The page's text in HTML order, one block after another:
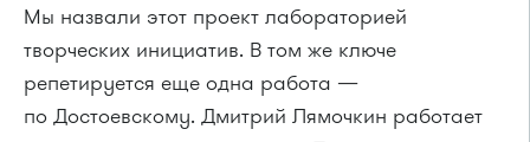
Мы назвали этот проект лабораторией
творческих инициатив. В том же ключе
репетируется еще одна работа —
по Достоевскому. Дмитрий Лямочкин работает